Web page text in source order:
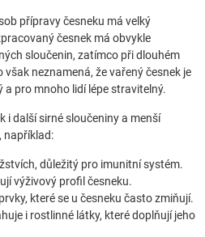
přípravy česneku má velký
česnek má obvykle
sloučenin, zatímco při dlouhém
však neznamená, že vařený česnek je
a pro mnoho lidí lépe stravitelný.
i další sirné sloučeniny a menší
například:
důležitý pro imunitní systém.
výživový profil česneku.
které se u česneku často zmiňují.
i rostlinné látky, které doplňují jeho